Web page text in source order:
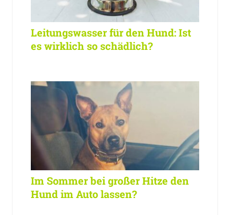
Leitungswasser für den Hund: Ist
es wirklich so schädlich?
Im Sommer bei großer Hitze den
Hund im Auto lassen?